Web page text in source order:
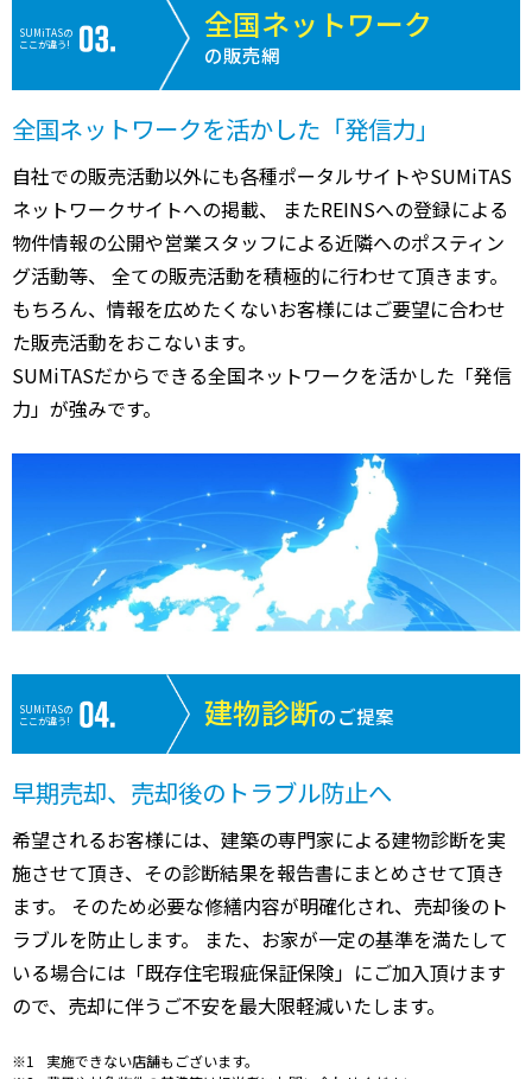
SUMiTASの
ここが違う!
全国ネットワーク
の販売網
全国ネットワークを活かした「発信力」
自社での販売活動以外にも各種ポータルサイトやSUMiTAS
ネットワークサイトへの掲載、 またREINSへの登録による
物件情報の公開や営業スタッフによる近隣へのポスティン
グ活動等、 全ての販売活動を積極的に行わせて頂きます。
もちろん、情報を広めたくないお客様にはご要望に合わせ
た販売活動をおこないます。
SUMiTASだからできる全国ネットワークを活かした「発信
力」が強みです。
SUMiTASの
ここが違う!
建物診断のご提案
早期売却、売却後のトラブル防止へ
希望されるお客様には、建築の専門家による建物診断を実
施させて頂き、その診断結果を報告書にまとめさせて頂き
ます。 そのため必要な修繕内容が明確化され、売却後のト
ラブルを防止します。 また、お家が一定の基準を満たして
いる場合には「既存住宅瑕疵保証保険」にご加入頂けます
ので、売却に伴うご不安を最大限軽減いたします。
実施できない店舗もございます。